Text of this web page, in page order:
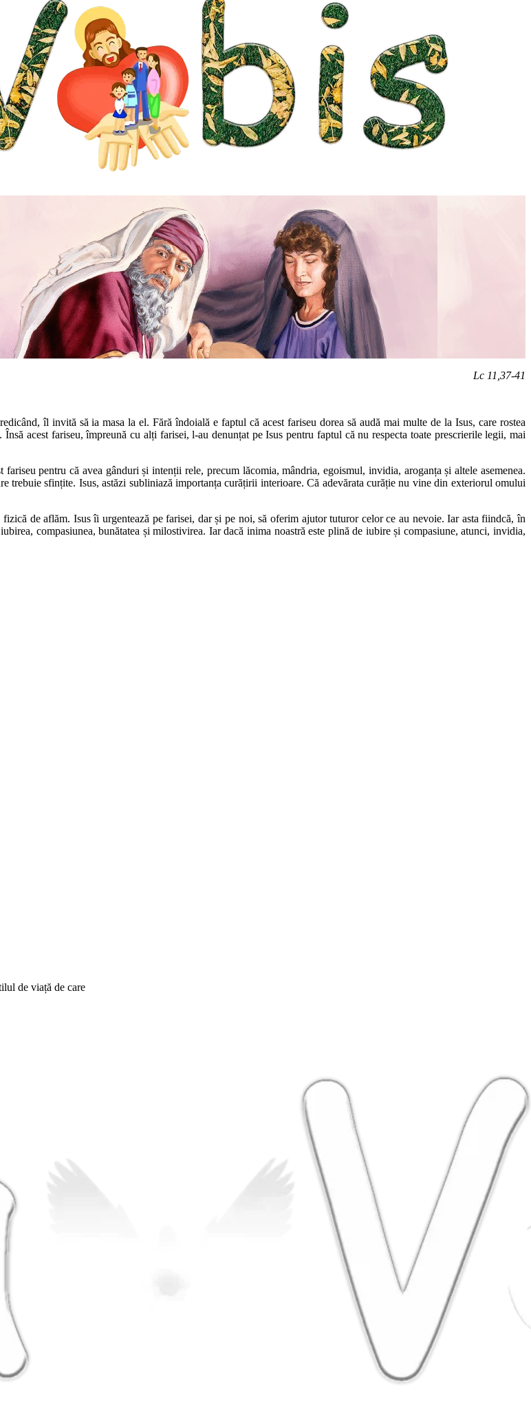
Lc 11,37-41
îl invită să ia masa la el. Fără îndoială e faptul că acest fariseu dorea să audă mai multe de la Isus, care rostea
acest fariseu, împreună cu alți farisei, l-au denunțat pe Isus pentru faptul că nu respecta toate prescrierile legii, mai
pentru că avea gânduri și intenții rele, precum lăcomia, mândria, egoismul, invidia, aroganța și altele asemenea.
trebuie sfințite. Isus, astăzi subliniază importanța curățirii interioare. Că adevărata curăție nu vine din exteriorul omului
de aflăm. Isus îi urgentează pe farisei, dar și pe noi, să oferim ajutor tuturor celor ce au nevoie. Iar asta fiindcă, în
compasiunea, bunătatea și milostivirea. Iar dacă inima noastră este plină de iubire și compasiune, atunci, invidia,
de viață de care